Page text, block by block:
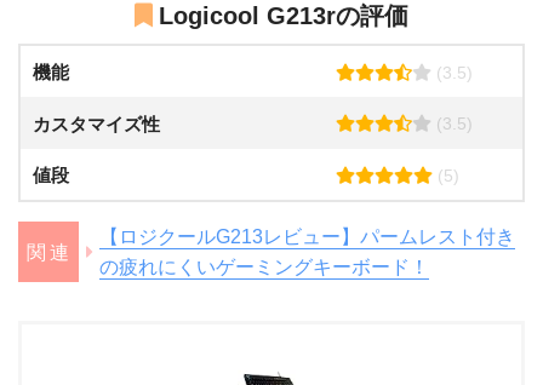
Logicool G213rの評価
機能 (3.5)
カスタマイズ性 (3.5)
値段 (5)
【ロジクールG213レビュー】パームレスト付き
の疲れにくいゲーミングキーボード！